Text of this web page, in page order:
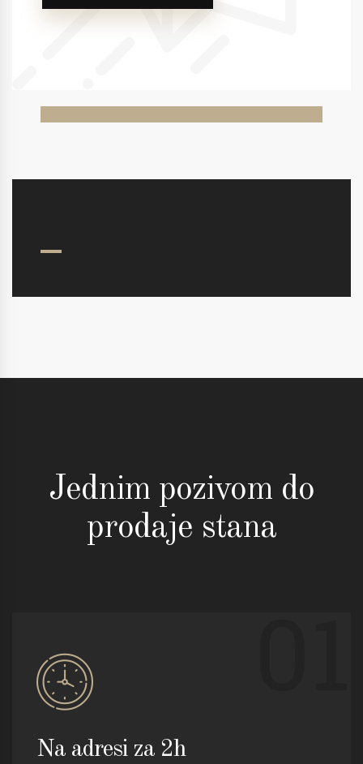
Jednim pozivom do
prodaje stana
Na adresi za 2h